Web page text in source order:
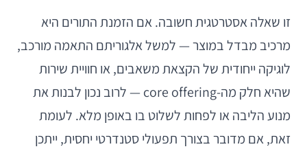
זו שאלה אסטרטגית חשובה. אם הזמנת התורים היא
מרכיב מבדל במוצר — למשל אלגוריתם התאמה מורכב,
לוגיקה ייחודית של הקצאת משאבים, או חוויית שירות
שהיא חלק מה-core offering — לרוב נכון לבנות את
מנוע הליבה או לפחות לשלוט בו באופן מלא. לעומת
זאת, אם מדובר בצורך תפעולי סטנדרטי יחסית, ייתכן